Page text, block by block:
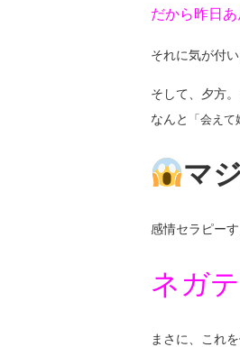
だから昨日あ
それに気が付
そして、夕方
なんと
「会え
マ
感情セラピー
ネガ
まさに、これ